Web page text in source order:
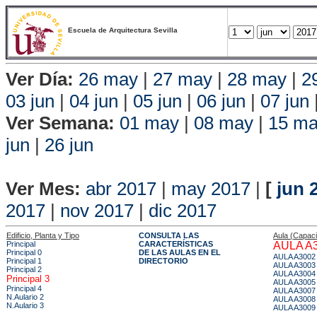
Escuela de Arquitectura Sevilla
Ver Día: 26 may | 27 may | 28 may |
03 jun | 04 jun | 05 jun | 06 jun | 07 jun
Ver Semana: 01 may | 08 may | 15
jun | 26 jun
Ver Mes: abr 2017 | may 2017 | [ jun
2017 | nov 2017 | dic 2017
Edificio, Planta y Tipo
Principal
Principal 0
Principal 1
Principal 2
Principal 3
Principal 4
N.Aulario 2
N.Aulario 3
CONSULTA LAS
CARACTERÍSTICAS
DE LAS AULAS EN EL
DIRECTORIO
Aula
AULA
AULA A3002
AULA A3003
AULA A3004
AULA A3005
AULA A3007
AULA A3008
AULA A3009